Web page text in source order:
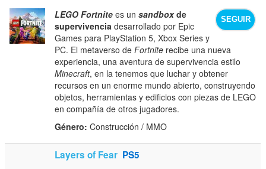
SEGUIR
LEGO Fortnite es unsandboxde
supervivencia desarrollado por Epic
Games para PlayStation 5, Xbox Series y
PC. El metaverso deFortnite recibe una nueva
experiencia, una aventura de supervivencia estilo
Minecraft, en la tenemos que luchar y obtener
recursos en un enorme mundo abierto, construyendo
objetos, herramientas y edificios con piezas de LEGO
en compañía de otros jugadores.
Género: Construcción / MMO
Layers of Fear PS5